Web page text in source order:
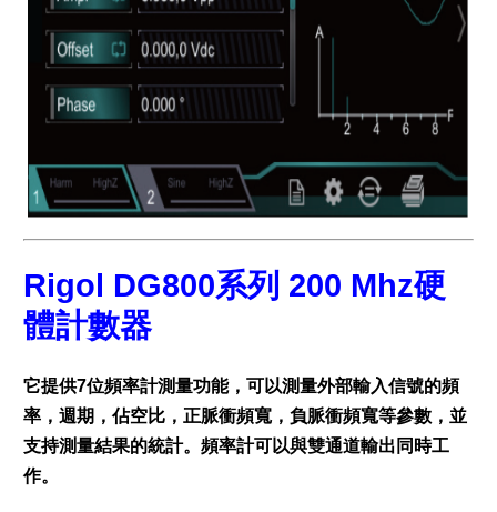
Rigol DG800系列 200 Mhz硬
體計數器
它提供7位頻率計測量功能，可以測量外部輸入信號的頻
率，週期，佔空比，正脈衝頻寬，負脈衝頻寬等參數，並
支持測量結果的統計。頻率計可以與雙通道輸出同時工
作。